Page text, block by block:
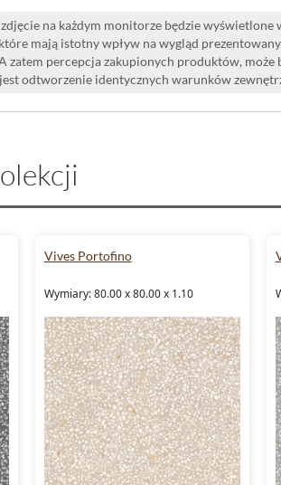
na każdym monitorze będzie
mają istotny wpływ na wygląd
zatem percepcja zakupionych produktów,
odtworzenie identycznych warunków
Vives Portofino
Wymiary: 80.00 x 80.00 x 1.10